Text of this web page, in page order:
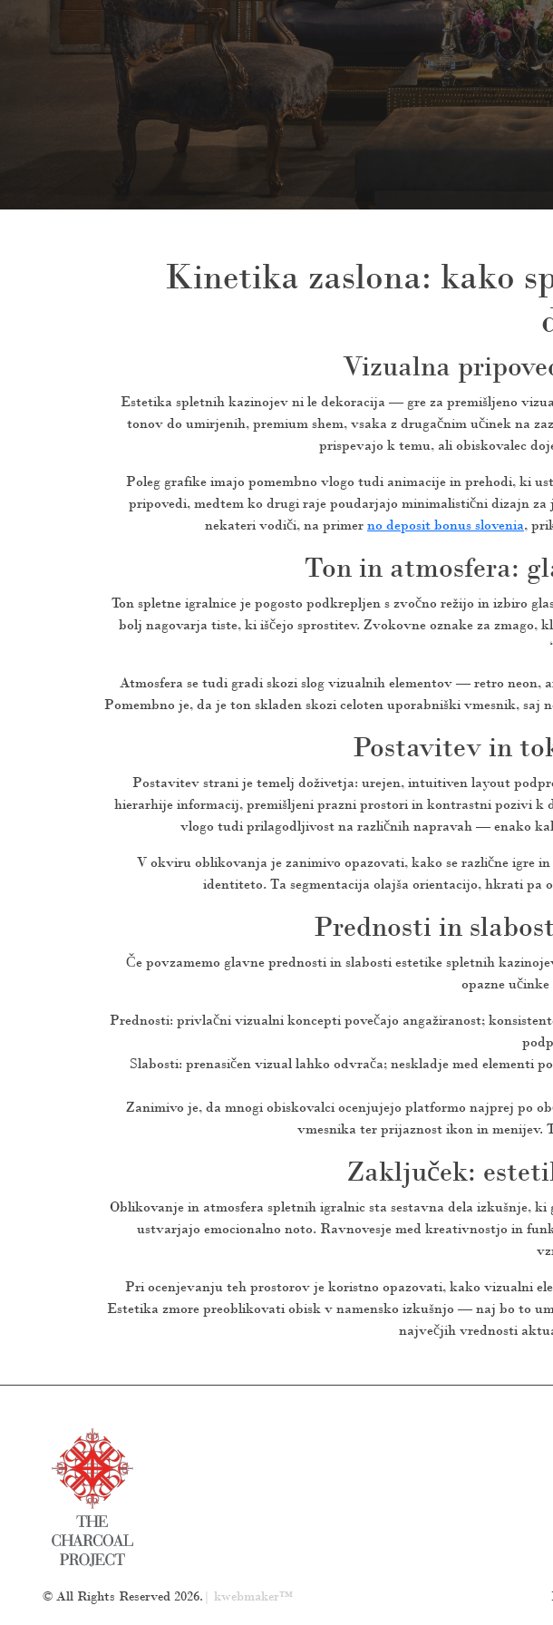
Kinetika zaslona: kako
Vizualna
Estetika spletnih kazinojev ni le dekoracija — gre za premišljeno
tonov do umirjenih, premium shem, vsaka z drugačnim učinek na
prispevajo k temu, ali obiskovalec
Poleg grafike imajo pomembno vlogo tudi animacije in prehodi, ki
pripovedi, medtem ko drugi raje poudarjajo minimalistični dizajn
nekateri vodiči, na primer no deposit bonus slovenia,
Ton in atmosfera:
Ton spletne igralnice je pogosto podkrepljen s zvočno režijo in izbiro
bolj nagovarja tiste, ki iščejo sprostitev. Zvokovne oznake za
Atmosfera se tudi gradi skozi slog vizualnih elementov — retro
Pomembno je, da je ton skladen skozi celoten uporabniški vmesnik,
Postavitev in
Postavitev strani je temelj doživetja: urejen, intuitiven layout
hierarhije informacij, premišljeni prazni prostori in kontrastni pozivi
vlogo tudi prilagodljivost na različnih napravah — enako
V okviru oblikovanja je zanimivo opazovati, kako se različne igre
identiteto. Ta segmentacija olajša orientacijo, hkrati pa
Prednosti in
Če povzamemo glavne prednosti in slabosti estetike spletnih
opazne
Prednosti: privlačni vizualni koncepti povečajo angažiranost;
Slabosti: prenasičen vizual lahko odvrača; neskladje med elementi
Zanimivo je, da mnogi obiskovalci ocenjujejo platformo najprej po
vmesnika ter prijaznost ikon in menijev.
Zaključek:
Oblikovanje in atmosfera spletnih igralnic sta sestavna dela izkušnje,
ustvarjajo emocionalno noto. Ravnovesje med kreativnostjo in
Pri ocenjevanju teh prostorov je koristno opazovati, kako vizualni
Estetika zmore preoblikovati obisk v namensko izkušnjo — naj bo to
največjih vrednosti
© All Rights Reserved2026. |kwebmaker™